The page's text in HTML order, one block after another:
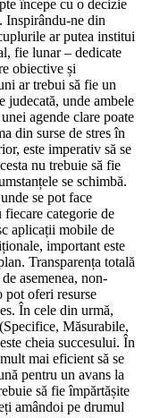
începe cu o decizie
Inspirându-ne din
ar putea institui
fie lunar – dedicate
obiective și
ar trebui să fie un
judecată, unde ambele
agende clare poate
din surse de stres în
este imperativ să se
nu trebuie să fie
se schimbă.
se pot face
categorie de
aplicații mobile de
important este
Transparența totală
asemenea, non-
pot oferi resurse
În cele din urmă,
Măsurabile,
cheia succesului. În
mai eficient să se
pentru un avans la
să fie împărtășite
amândoi pe drumul